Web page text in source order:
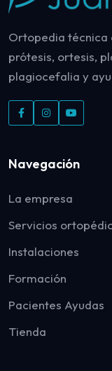
Ortopedia técnica
prótesis, ortesis,
plagiocefalia y
Navegación
La empresa
Servicios
Instalaciones
Formación
Pacientes Ayudas
Tienda